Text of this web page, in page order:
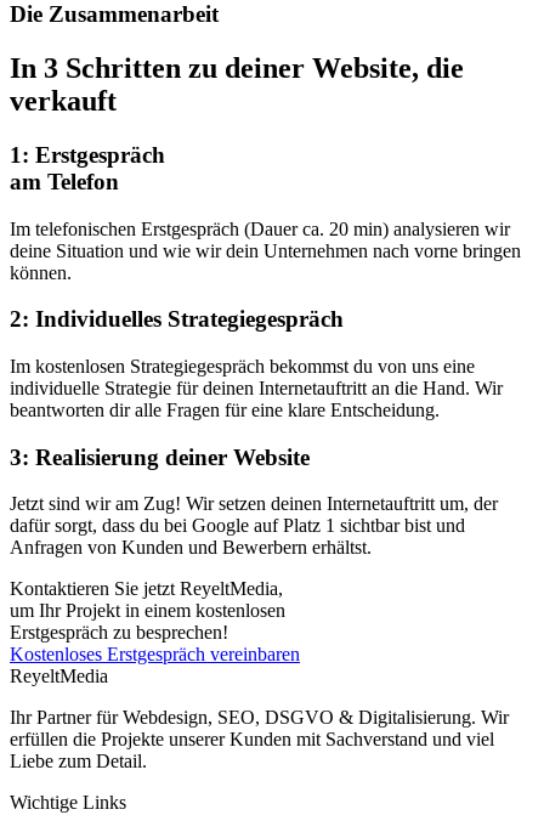
Die Zusammenarbeit
In 3 Schritten zu deiner Website, die
verkauft
1: Erstgespräch
am Telefon
Im telefonischen Erstgespräch (Dauer ca. 20 min) analysieren wir
deine Situation und wie wir dein Unternehmen nach vorne bringen
können.
2: Individuelles Strategiegespräch
Im kostenlosen Strategiegespräch bekommst du von uns eine
individuelle Strategie für deinen Internetauftritt an die Hand. Wir
beantworten dir alle Fragen für eine klare Entscheidung.
3: Realisierung deiner Website
Jetzt sind wir am Zug! Wir setzen deinen Internetauftritt um, der
dafür sorgt, dass du bei Google auf Platz 1 sichtbar bist und
Anfragen von Kunden und Bewerbern erhältst.
Kontaktieren Sie jetzt ReyeltMedia,
um Ihr Projekt in einem kostenlosen
Erstgespräch zu besprechen!
Kostenloses Erstgespräch vereinbaren
ReyeltMedia
Ihr Partner für Webdesign, SEO, DSGVO & Digitalisierung. Wir
erfüllen die Projekte unserer Kunden mit Sachverstand und viel
Liebe zum Detail.
Wichtige Links